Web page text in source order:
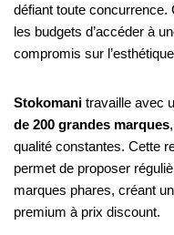
défiant toute concurrence.
les budgets d’accéder à
compromis sur
Stokomani travaille avec
de 200 grandes marques
qualité constantes. Cette
permet de proposer
marques phares, créant
premium à prix discount.